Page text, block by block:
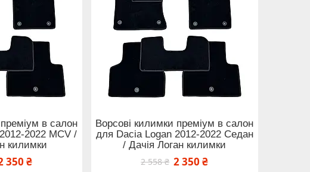
в салон
2022 MCV /
килимки
350 ₴
Ворсові килимки преміум в салон
для Dacia Logan 2012-2022 Седан
/ Дачія Логан килимки
2 558 ₴ 2 350 ₴